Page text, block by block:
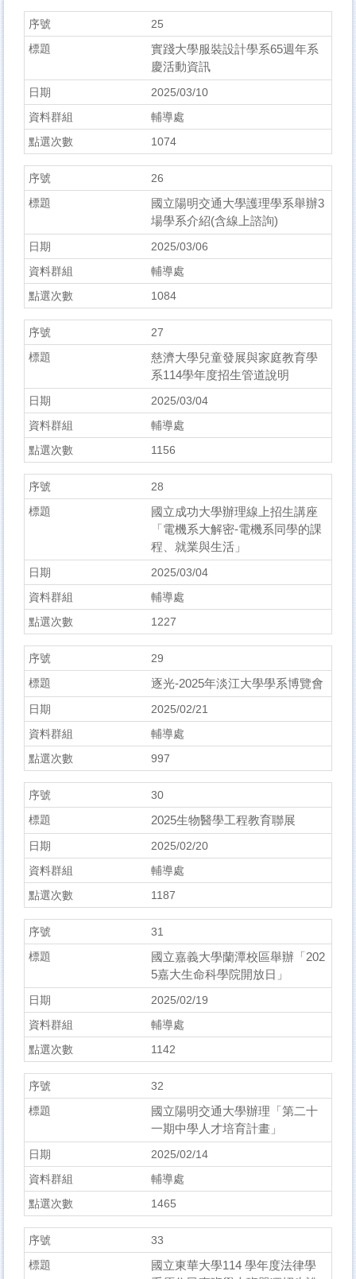
25
實踐大學服裝設計學系65週年系
慶活動資訊
2025/03/10
輔導處
1074
26
國立陽明交通大學護理學系舉辦3
場學系介紹(含線上諮詢)
2025/03/06
輔導處
1084
27
慈濟大學兒童發展與家庭教育學
系114學年度招生管道說明
2025/03/04
輔導處
1156
28
國立成功大學辦理線上招生講座
「電機系大解密-電機系同學的課
程、就業與生活」
2025/03/04
輔導處
1227
29
逐光-2025年淡江大學學系博覽會
2025/02/21
輔導處
997
30
2025生物醫學工程教育聯展
2025/02/20
輔導處
1187
31
國立嘉義大學蘭潭校區舉辦「202
5嘉大生命科學院開放日」
2025/02/19
輔導處
1142
32
國立陽明交通大學辦理「第二十
一期中學人才培育計畫」
2025/02/14
輔導處
1465
33
國立東華大學114 學年度法律學